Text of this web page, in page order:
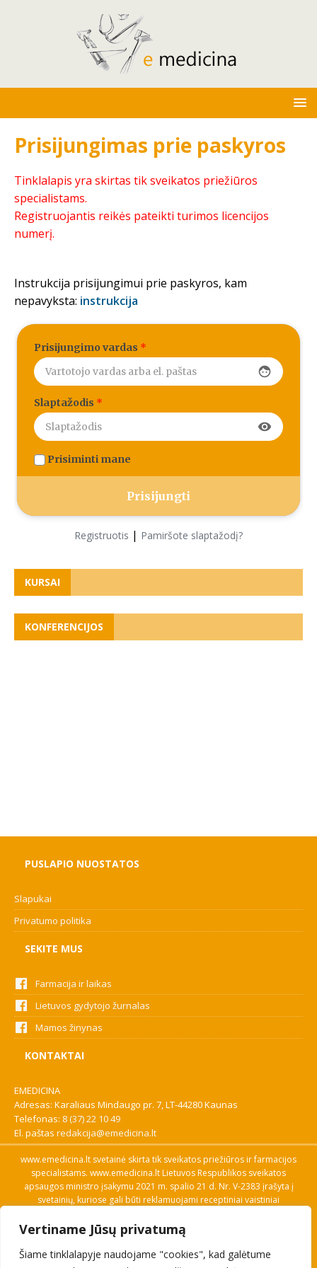
Vertiname Jūsų privatumą
Šiame tinklalapyje naudojame "cookies", kad galėtume
Prisijungimas prie paskyros
Tinklalapis yra skirtas tik sveikatos priežiūros
specialistams.
Registruojantis reikės pateikti turimos licencijos
numerį.
Instrukcija prisijungimui prie paskyros, kam
nepavyksta: instrukcija
Prisijungimo vardas *
face
Slaptažodis *
visibility
Prisiminti mane
Registruotis | Pamiršote slaptažodį?
KURSAI
KONFERENCIJOS
PUSLAPIO NUOSTATOS
Slapukai
Privatumo politika
SEKITE MUS
Farmacija ir laikas
Lietuvos gydytojo žurnalas
Mamos žinynas
KONTAKTAI
EMEDICINA
Adresas: Karaliaus Mindaugo pr. 7, LT-44280 Kaunas
Telefonas: 8 (37) 22 10 49
El. paštas redakcija@emedicina.lt
www.emedicina.lt svetainė skirta tik sveikatos priežiūros ir farmacijos
specialistams. www.emedicina.lt Lietuvos Respublikos sveikatos
apsaugos ministro įsakymu 2021 m. spalio 21 d. Nr. V-2383 įrašyta į
svetainių, kuriose gali būti reklamuojami receptiniai vaistiniai
savo profesinę kvalifikaciją. Naudingos nuorodos: Vaistų ir medicinos
pagalbos priemonių kainų paieška, VVKT tinklalapis, Sveikatos
priežiūros ar farmacijos specialisto pranešimo apie įtariamą